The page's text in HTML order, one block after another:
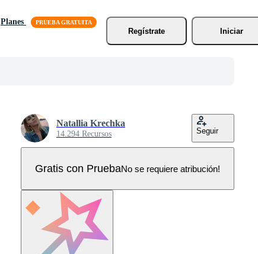
Planes
Regístrate
Iniciar
Natallia Krechka
14.294 Recursos Seguir
Gratis con PruebaNo se requiere atribución!